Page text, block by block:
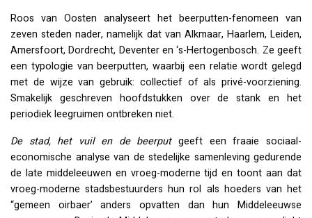
Roos van Oosten analyseert het beerputten-fenomeen van
zeven steden nader, namelijk dat van Alkmaar, Haarlem, Leiden,
Amersfoort, Dordrecht, Deventer en ‘s-Hertogenbosch. Ze geeft
een typologie van beerputten, waarbij een relatie wordt gelegd
met de wijze van gebruik: collectief of als privé-voorziening.
Smakelijk geschreven hoofdstukken over de stank en het
periodiek leegruimen ontbreken niet.
De stad, het vuil en de beerputgeeft een fraaie sociaal-
economische analyse van de stedelijke samenleving gedurende
de late middeleeuwen en vroeg-moderne tijd en toont aan dat
vroeg-moderne stadsbestuurders hun rol als hoeders van het
“gemeen oirbaer’ anders opvatten dan hun Middeleeuwse